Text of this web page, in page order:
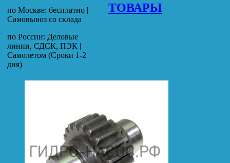
по Москве: бесплатно |
Самовывоз со склада
по России: Деловые
линии, СДСК, ПЭК |
Самолетом (Сроки 1-2
дня)
ТОВАРЫ